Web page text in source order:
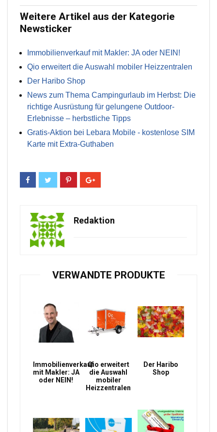
Weitere Artikel aus der Kategorie
Newsticker
Immobilienverkauf mit Makler: JA oder NEIN!
Qio erweitert die Auswahl mobiler Heizzentralen
Der Haribo Shop
News zum Thema Campingurlaub im Herbst: Die
richtige Ausrüstung für gelungene Outdoor-
Erlebnisse – herbstliche Tipps
Gratis-Aktion bei Lebara Mobile - kostenlose SIM
Karte mit Extra-Guthaben
Redaktion
VERWANDTE PRODUKTE
Immobilienverkauf
mit Makler: JA
oder NEIN!
Qio erweitert
die Auswahl
mobiler
Heizzentralen
Der Haribo
Shop